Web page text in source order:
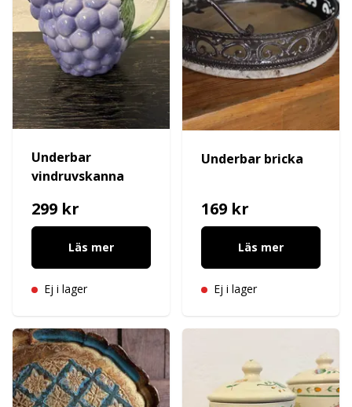
Underbar
vindruvskanna
299 kr
Läs mer
Ej i lager
Underbar bricka
169 kr
Läs mer
Ej i lager